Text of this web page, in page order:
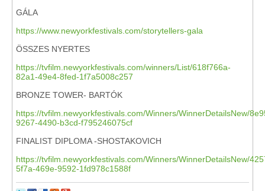
GÁLA
https://www.newyorkfestivals.com/storytellers-gala
ÖSSZES NYERTES
https://tvfilm.newyorkfestivals.com/winners/List/618f766a-
82a1-49e4-8fed-1f7a5008c257
BRONZE TOWER- BARTÓK
https://tvfilm.newyorkfestivals.com/Winners/WinnerDetailsNew/
9267-4490-b3cd-f795246075cf
FINALIST DIPLOMA -SHOSTAKOVICH
https://tvfilm.newyorkfestivals.com/Winners/WinnerDetailsNew/
5f7a-469e-9592-1fd978c1588f